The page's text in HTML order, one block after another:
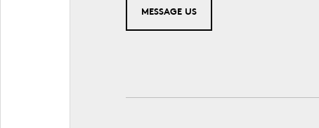
MESSAGE US